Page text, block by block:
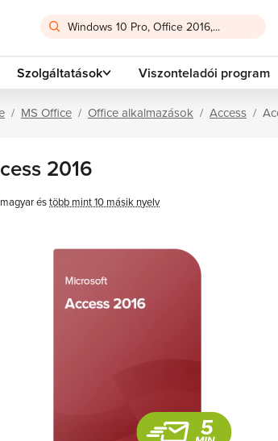
Szolgáltatások Viszonteladói program
MS Office Office alkalmazások Access
2016
magyar éstöbb mint 10 másik nyelv